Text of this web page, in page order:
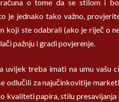
o tome da se stilom i
je jednako tako važno,
koji ste odabrali (ako je riječ o
pažnju i gradi povjerenje.
uvijek treba imati na umu vašu
odlučili za najučinkovitije
kvaliteti papira, stilu presavijanja